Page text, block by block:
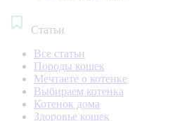
Статьи
Все статьи
Породы кошек
Мечтаете о котенке
Выбираем котенка
Котенок дома
Здоровье кошек